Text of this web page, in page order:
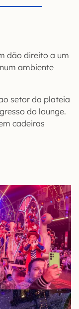
dão direito a um
ambiente
setor da plateia
do lounge.
cadeiras